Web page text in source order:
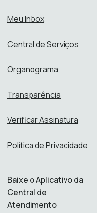
Meu Inbox
Central de Serviços
Organograma
Transparência
Verificar Assinatura
Política de Privacidade
Baixe o Aplicativo da
Central de
Atendimento